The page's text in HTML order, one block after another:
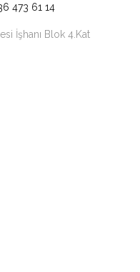
473 61 14
İşhanı Blok 4.Kat